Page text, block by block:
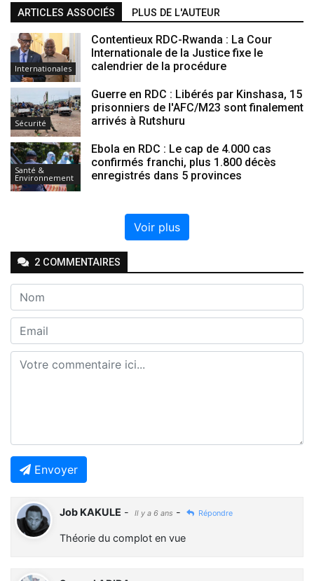
ARTICLES ASSOCIÉS PLUS DE L'AUTEUR
Internationales
Contentieux RDC-Rwanda : La Cour
Internationale de la Justice fixe le
calendrier de la procédure
Sécurité
Guerre en RDC : Libérés par Kinshasa, 15
prisonniers de l'AFC/M23 sont finalement
arrivés à Rutshuru
Santé &
Environnement
Ebola en RDC : Le cap de 4.000 cas
confirmés franchi, plus 1.800 décès
enregistrés dans 5 provinces
Voir plus
2 COMMENTAIRES
Envoyer
Job KAKULE - Il y a 6 ans - Répondre
Théorie du complot en vue